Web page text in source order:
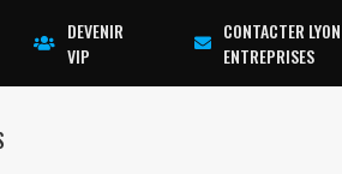
DEVENIR
VIP
CONTACTER LYON
ENTREPRISES